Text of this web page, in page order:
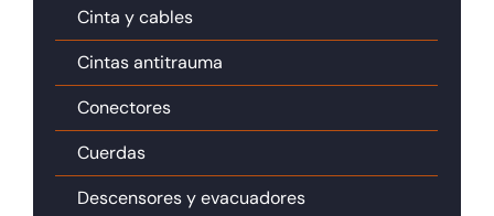
Cinta y cables
Cintas antitrauma
Conectores
Cuerdas
Descensores y evacuadores